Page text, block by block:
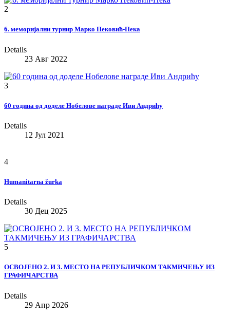
2
6. меморијални турнир Марко Пековић-Пека
Details
23 Авг 2022
3
60 година од доделе Нобелове награде Иви Андрићу
Details
12 Јул 2021
4
Humanitarna žurka
Details
30 Дец 2025
5
OСВОЈЕНО 2. И 3. МЕСТО НА РЕПУБЛИЧКОМ ТАКМИЧЕЊУ ИЗ
ГРАФИЧАРСТВА
Details
29 Апр 2026